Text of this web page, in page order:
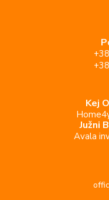
Kej
Južni
Avala